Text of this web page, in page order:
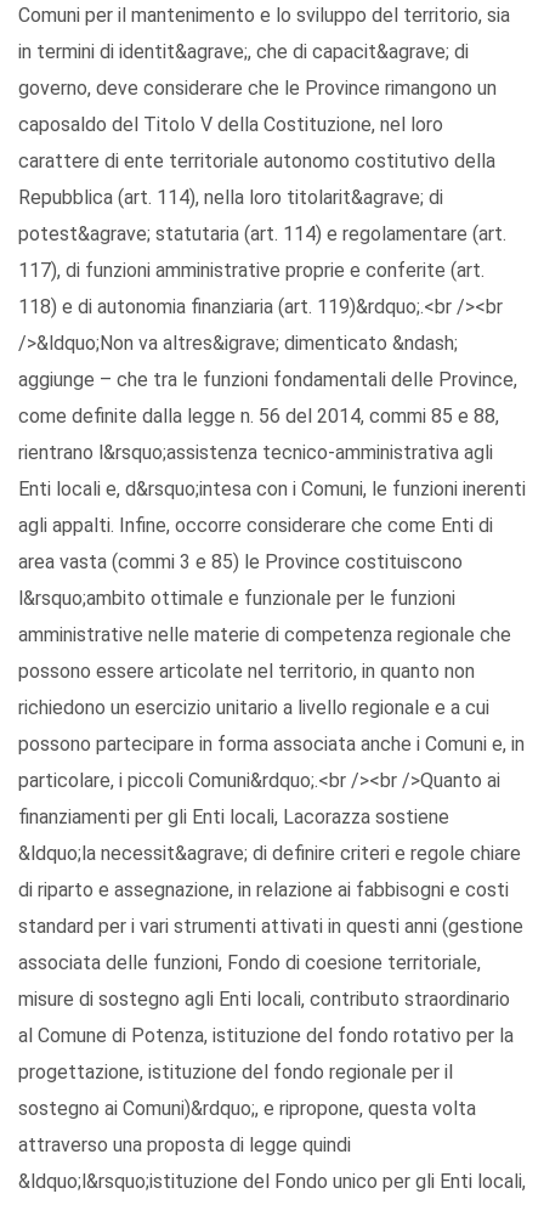
Comuni per il mantenimento e lo sviluppo del territorio, sia
in termini di identit&agrave;, che di capacit&agrave; di
governo, deve considerare che le Province rimangono un
caposaldo del Titolo V della Costituzione, nel loro
carattere di ente territoriale autonomo costitutivo della
Repubblica (art. 114), nella loro titolarit&agrave; di
potest&agrave; statutaria (art. 114) e regolamentare (art.
117), di funzioni amministrative proprie e conferite (art.
118) e di autonomia finanziaria (art. 119)&rdquo;.<br /><br
/>&ldquo;Non va altres&igrave; dimenticato &ndash;
aggiunge – che tra le funzioni fondamentali delle Province,
come definite dalla legge n. 56 del 2014, commi 85 e 88,
rientrano l&rsquo;assistenza tecnico-amministrativa agli
Enti locali e, d&rsquo;intesa con i Comuni, le funzioni inerenti
agli appalti. Infine, occorre considerare che come Enti di
area vasta (commi 3 e 85) le Province costituiscono
l&rsquo;ambito ottimale e funzionale per le funzioni
amministrative nelle materie di competenza regionale che
possono essere articolate nel territorio, in quanto non
richiedono un esercizio unitario a livello regionale e a cui
possono partecipare in forma associata anche i Comuni e, in
particolare, i piccoli Comuni&rdquo;.<br /><br />Quanto ai
finanziamenti per gli Enti locali, Lacorazza sostiene
&ldquo;la necessit&agrave; di definire criteri e regole chiare
di riparto e assegnazione, in relazione ai fabbisogni e costi
standard per i vari strumenti attivati in questi anni (gestione
associata delle funzioni, Fondo di coesione territoriale,
misure di sostegno agli Enti locali, contributo straordinario
al Comune di Potenza, istituzione del fondo rotativo per la
progettazione, istituzione del fondo regionale per il
sostegno ai Comuni)&rdquo;, e ripropone, questa volta
attraverso una proposta di legge quindi
&ldquo;l&rsquo;istituzione del Fondo unico per gli Enti locali,